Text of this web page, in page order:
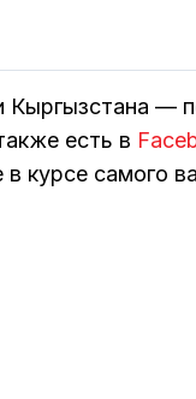
Кыргызстана —
есть в
курсе самого